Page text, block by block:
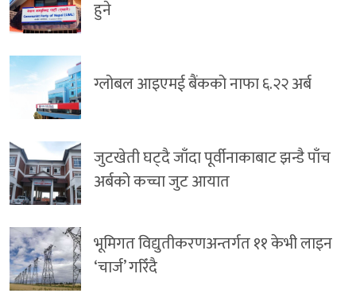
हुने
ग्लोबल आइएमई बैंकको नाफा ६.२२ अर्ब
जुटखेती घट्दै जाँदा पूर्वीनाकाबाट झन्डै पाँच
अर्बको कच्चा जुट आयात
भूमिगत विद्युतीकरणअन्तर्गत ११ केभी लाइन
‘चार्ज’ गरिँदै